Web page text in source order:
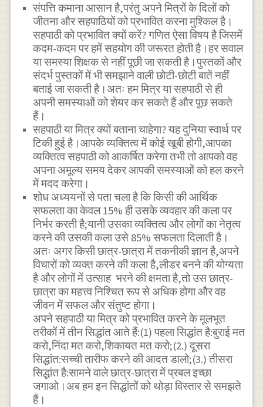
संपत्ति कमाना आसान है,परंतु अपने मित्रों के दिलों को
जीतना और सहपाठियों को प्रभावित करना मुश्किल है।
सहपाठी को प्रभावित क्यों करें? गणित ऐसा विषय है जिसमें
कदम-कदम पर हमें सहयोग की जरूरत होती है।हर सवाल
या समस्या शिक्षक से नहीं पूछी जा सकती है।पुस्तकों और
संदर्भ पुस्तकों में भी समझाने वाली छोटी-छोटी बातें नहीं
बताई जा सकती है।अतः हम मित्र या सहपाठी से ही
अपनी समस्याओं को शेयर कर सकते हैं और पूछ सकते
हैं।
सहपाठी या मित्र क्यों बताना चाहेगा? यह दुनिया स्वार्थ पर
टिकी हुई है।आपके व्यक्तित्व में कोई खूबी होगी,आपका
व्यक्तित्व सहपाठी को आकर्षित करेगा तभी तो आपको वह
अपना अमूल्य समय देकर आपकी समस्याओं को हल करने
में मदद करेगा।
शोध अध्ययनों से पता चला है कि किसी की आर्थिक
सफलता का केवल 15% ही उसके व्यवहार की कला पर
निर्भर करती है;यानी उसका व्यक्तित्व और लोगों का नेतृत्व
करने की उसकी कला उसे 85% सफलता दिलाती है।
अतः अगर किसी छात्र-छात्रा में तकनीकी ज्ञान है,अपने
विचारों को व्यक्त करने की कला है,लीडर बनने की योग्यता
है और लोगों में उत्साह भरने की क्षमता है,तो उस छात्र-
छात्रा का महत्त्व निश्चित रूप से अधिक होगा और वह
जीवन में सफल और संतुष्ट होगा।
अपने सहपाठी या मित्र को प्रभावित करने के मूलभूत
तरीकों में तीन सिद्धांत आते हैं:(1) पहला सिद्धांत है:बुराई मत
करो,निंदा मत करो,शिकायत मत करो;(2.) दूसरा
सिद्धांत:सच्ची तारीफ करने की आदत डालो;(3.) तीसरा
सिद्धांत है:सामने वाले छात्र-छात्रा में प्रबल इच्छा
जगाओ।अब हम इन सिद्धांतों को थोड़ा विस्तार से समझते
हैं।